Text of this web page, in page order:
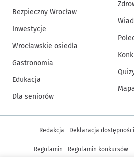
Bezpieczny Wrocław
Inwestycje
Wrocławskie osiedla
Gastronomia
Edukacja
Dla seniorów
Inne informacje
Redakcja Deklaracja dostępności
Regulamin Regulamin konkursów